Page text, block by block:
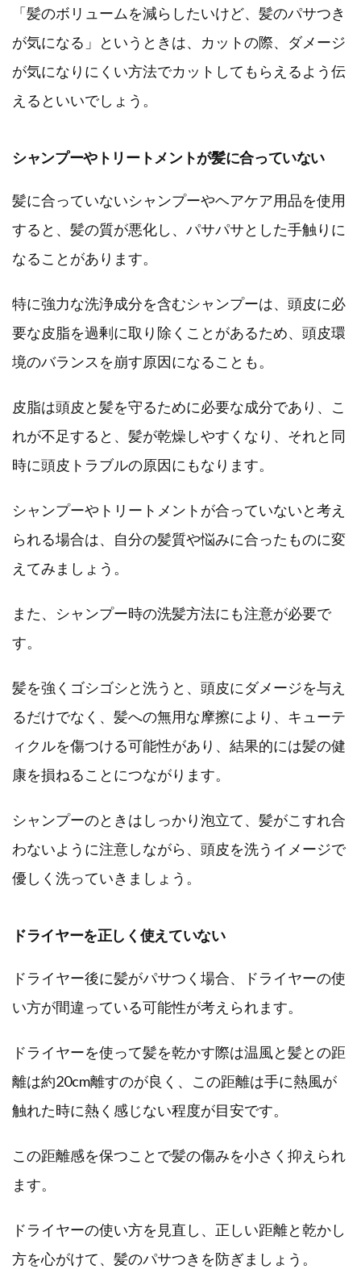
「髪のボリュームを減らしたいけど、髪のパサつき
が気になる」というときは、カットの際、ダメージ
が気になりにくい方法でカットしてもらえるよう伝
えるといいでしょう。
シャンプーやトリートメントが髪に合っていない
髪に合っていないシャンプーやヘアケア用品を使用
すると、髪の質が悪化し、パサパサとした手触りに
なることがあります。
特に強力な洗浄成分を含むシャンプーは、頭皮に必
要な皮脂を過剰に取り除くことがあるため、頭皮環
境のバランスを崩す原因になることも。
皮脂は頭皮と髪を守るために必要な成分であり、こ
れが不足すると、髪が乾燥しやすくなり、それと同
時に頭皮トラブルの原因にもなります。
シャンプーやトリートメントが合っていないと考え
られる場合は、自分の髪質や悩みに合ったものに変
えてみましょう。
また、シャンプー時の洗髪方法にも注意が必要で
す。
髪を強くゴシゴシと洗うと、頭皮にダメージを与え
るだけでなく、髪への無用な摩擦により、キューテ
ィクルを傷つける可能性があり、結果的には髪の健
康を損ねることにつながります。
シャンプーのときはしっかり泡立て、髪がこすれ合
わないように注意しながら、頭皮を洗うイメージで
優しく洗っていきましょう。
ドライヤーを正しく使えていない
ドライヤー後に髪がパサつく場合、ドライヤーの使
い方が間違っている可能性が考えられます。
ドライヤーを使って髪を乾かす際は温風と髪との距
離は約20cm離すのが良く、この距離は手に熱風が
触れた時に熱く感じない程度が目安です。
この距離感を保つことで髪の傷みを小さく抑えられ
ます。
ドライヤーの使い方を見直し、正しい距離と乾かし
方を心がけて、髪のパサつきを防ぎましょう。